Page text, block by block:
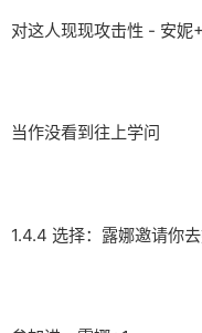
对这人现现攻击性 - 安妮
当作没看到往上学问
1.4.4 选择：露娜邀请你